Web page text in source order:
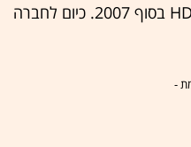
HOT השיקה את טכנולוגיית ה-HD בסוף 2007. כיום לחברה
-